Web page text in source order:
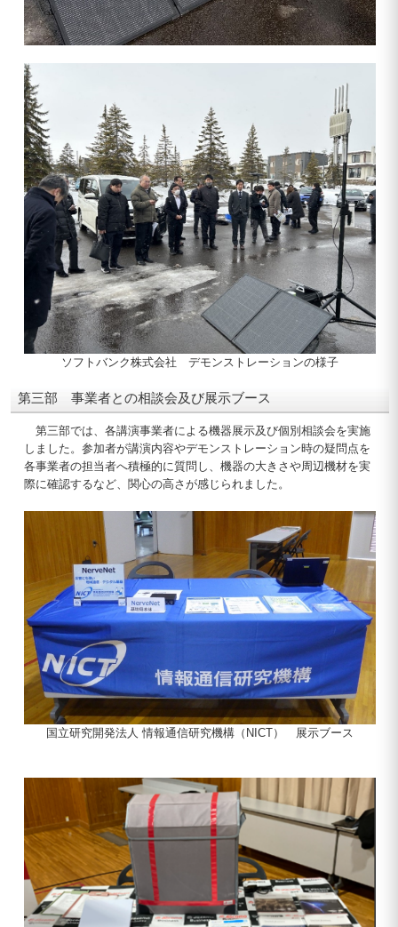
ソフトバンク株式会社 デモンストレーションの様子
第三部 事業者との相談会及び展示ブース
第三部では、各講演事業者による機器展示及び個別相談会を実施
しました。参加者が講演内容やデモンストレーション時の疑問点を
各事業者の担当者へ積極的に質問し、機器の大きさや周辺機材を実
際に確認するなど、関心の高さが感じられました。
国立研究開発法人 情報通信研究機構（NICT） 展示ブース